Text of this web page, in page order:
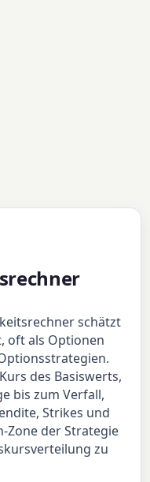
schätzt
oft als Optionen
des Basiswerts,
bis zum Verfall,
Strikes und
Zone der Strategie
zu